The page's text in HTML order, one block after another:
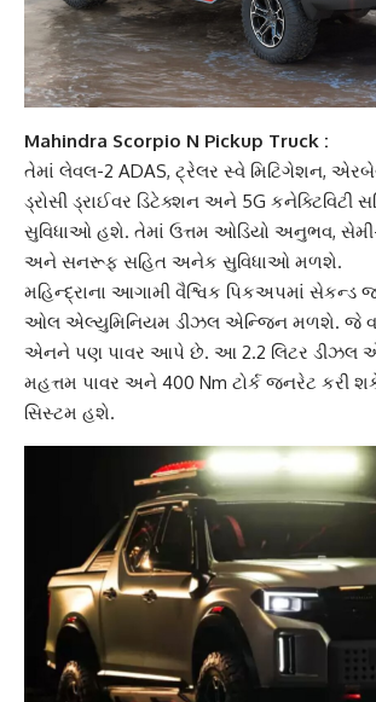
Mahindra Scorpio N Pickup Truck :
તેમાં લેવલ-2 ADAS, ટ્રેલર સ્વે મિટિગેશન,
ડ્રોસી ડ્રાઈવર ડિટેક્શન અને 5G કનેક્ટિવિટી
સુવિધાઓ હશે. તેમાં ઉત્તમ ઓડિયો અનુભવ,
અને સનરૂફ સહિત અનેક સુવિધાઓ મળશે.
મહિન્દ્રાના આગામી વૈશ્વિક પિકઅપમાં સેકન્ડ
ઓલ એલ્યુમિનિયમ ડીઝલ એન્જિન મળશે. જે
એનને પણ પાવર આપે છે. આ 2.2 લિટર ડીઝલ
મહત્તમ પાવર અને 400 Nm ટોર્ક જનરેટ કરી
સિસ્ટમ હશે.